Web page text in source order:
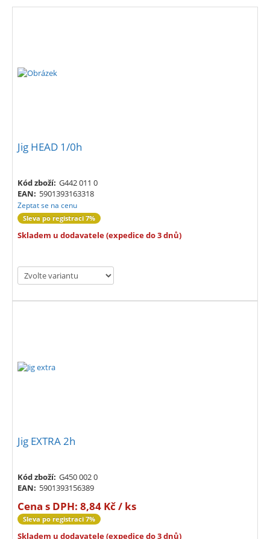
Jig HEAD 1/0h
Kód zboží: G442 011 0
EAN: 5901393163318
Zeptat se na cenu
Sleva po registraci 7%
Skladem u dodavatele (expedice do 3 dnů)
Jig EXTRA 2h
Kód zboží: G450 002 0
EAN: 5901393156389
Cena s DPH: 8,84 Kč / ks
Sleva po registraci 7%
Skladem u dodavatele (expedice do 3 dnů)